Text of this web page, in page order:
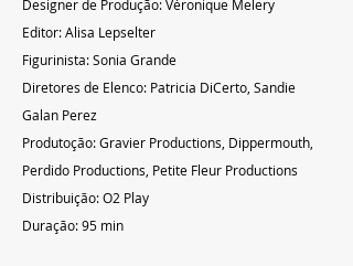
Designer de Produção: Véronique Melery
Editor: Alisa Lepselter
Figurinista: Sonia Grande
Diretores de Elenco: Patricia DiCerto, Sandie
Galan Perez
Produtoção: Gravier Productions, Dippermouth,
Perdido Productions, Petite Fleur Productions
Distribuição: O2 Play
Duração: 95 min